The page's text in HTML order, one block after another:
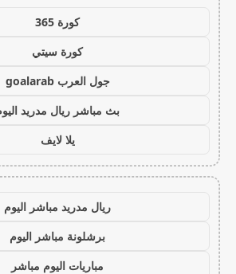
كورة 365
كورة سيتي
جول العرب goalarab
بث مباشر ريال مدريد
يلا لايف
ريال مدريد مباشر اليوم
برشلونة مباشر اليوم
مباريات اليوم مباشر